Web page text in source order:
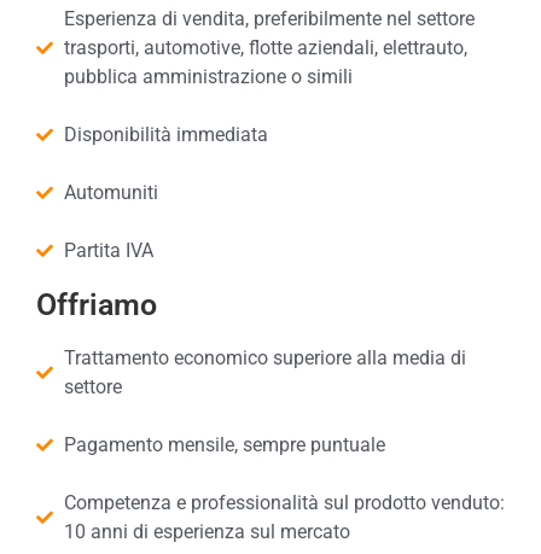
Esperienza di vendita, preferibilmente nel settore
trasporti, automotive, flotte aziendali, elettrauto,
pubblica amministrazione o simili
Disponibilità immediata
Automuniti
Partita IVA
Offriamo
Trattamento economico superiore alla media di
settore
Pagamento mensile, sempre puntuale
Competenza e professionalità sul prodotto venduto:
10 anni di esperienza sul mercato